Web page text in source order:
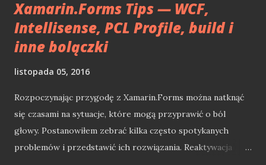
Xamarin.Forms Tips — WCF,
Intellisense, PCL Profile, build i
inne bolączki
listopada 05, 2016
Rozpoczynając przygodę z Xamarin.Forms można natknąć
się czasami na sytuacje, które mogą przyprawić o ból
głowy. Postanowiłem zebrać kilka często spotykanych
problemów i przedstawić ich rozwiązania. Reaktywacja